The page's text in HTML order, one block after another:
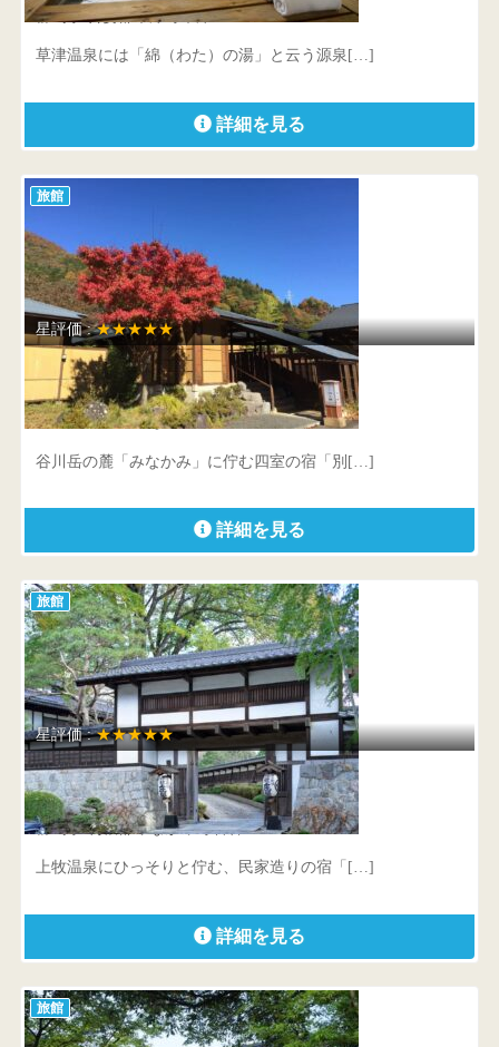
群馬県 吾妻郡草津町草津469-4
草津温泉には「綿（わた）の湯」と云う源泉[…]
詳細を見る
旅館
星評価 :★★★★★
別亭やえ野
群馬県 利根郡みなかみ町綱子356
谷川岳の麓「みなかみ」に佇む四室の宿「別[…]
詳細を見る
旅館
星評価 :★★★★★
旅籠 庄屋
群馬県 利根郡みなかみ町石倉269-2
上牧温泉にひっそりと佇む、民家造りの宿「[…]
詳細を見る
旅館